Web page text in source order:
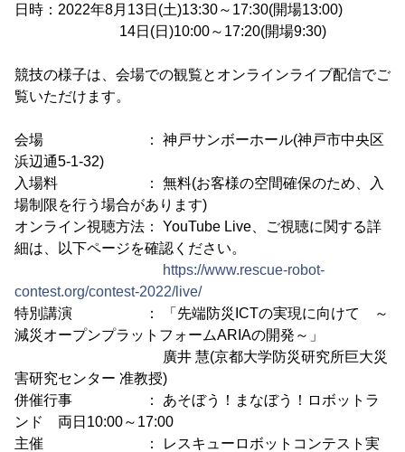
日時：2022年8月13日(土)13:30～17:30(開場13:00)
14日(日)10:00～17:20(開場9:30)
競技の様子は、会場での観覧とオンラインライブ配信でご
覧いただけます。
会場 ： 神戸サンボーホール(神戸市中央区
浜辺通5-1-32)
入場料 ： 無料(お客様の空間確保のため、入
場制限を行う場合があります)
オンライン視聴方法： YouTube Live、ご視聴に関する詳
細は、以下ページを確認ください。
https://www.rescue-robot-
contest.org/contest-2022/live/
特別講演 ： 「先端防災ICTの実現に向けて ～
減災オープンプラットフォームARIAの開発～」
廣井 慧(京都大学防災研究所巨大災
害研究センター 准教授)
併催行事 ： あそぼう！まなぼう！ロボットラ
ンド 両日10:00～17:00
主催 ： レスキューロボットコンテスト実